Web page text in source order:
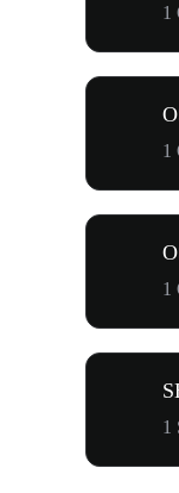
1
1
1
1